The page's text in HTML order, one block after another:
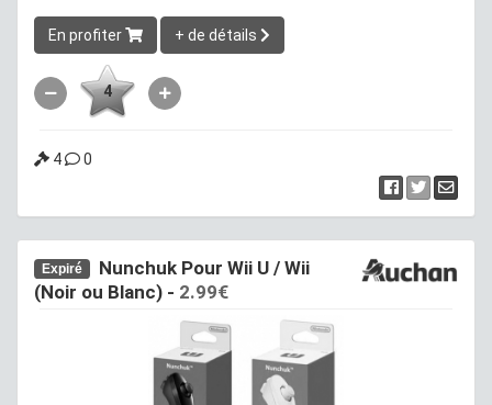
En profiter + de détails
4
4 0
Expiré
Nunchuk Pour Wii U / Wii
(Noir ou Blanc) - 2.99€